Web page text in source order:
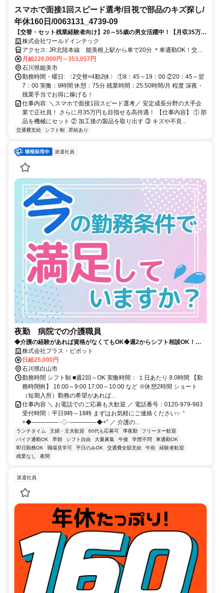
スマホで面接1回スピード選考/目視で部品のキズ探し/
年休160日/0063131_4739-09
【交替・セット残業経験者向け】20～55歳の男女活躍中！【月収35万】
寮費半額補助あり★履歴書不要で応募OK
株式会社ワールドインテック
アクセス: JR北陸本線 能美根上駅から車で20分 ＊車通勤OK！交通
費規定支給 ＊無料送迎あり 金沢市/野々市市/白山市/小松市 などの近
隣エリアから通勤している方もいます。
月給226,000円～353,057円
石川県能美市
勤務時間・曜日: 〈2交替×4勤2休〉 ①8：45～19：00 ②20：45～翌
7：00 実働：9時間 休憩：75分 残業時間：25.50時間/月 程度 深夜・
残業手当でお得に稼げる！
仕事内容: ＼スマホで面接1回スピード選考／ 安定成長分野の大手企
業で正社員！ さらに月35万円も目指せる高待遇！ 【仕事内容】 ① 部
品を機械にセット ② 加工後の製品を取り出す ③ キズや不良...
交通費支給 シフト制 昇給あり
派遣社員
夜勤 病院での介護職員
◆介護の経験があれば資格がなくてもOK◆週2からシフト相談OK！プ
ラス・ピボット独自の福利厚生が多数✨
株式会社プラス・ピボット
日給25,000円
石川県白山市
勤務時間 シフト制 ■週2回～OK 実働時間： １日あたり 8.0時間 【勤
務時間例】 16:00～9:00 17:00～10:00 など ※休憩2時間 ショート
（短期入所）勤務の希望があれば...
仕事内容 ＼ お電話でのご応募も大歓迎 ／ 電話番号：0120-979-983
受付時間：平日9時～18時 まずはお気軽にご連絡ください✨ °
+◆──────･◇･──────◆+° ／ 介護の...
ランチタイム 主婦・主夫歓迎 60代も応募可 準夜勤
フリーター歓迎
バイク通勤OK
早朝 シフト自由 大量募集 午後 学歴不問
車通勤OK
即日勤務OK
職場見学可 平日のみOK 交通費全額支給 午前
経験者歓迎
残業なし
夜間
派遣社員